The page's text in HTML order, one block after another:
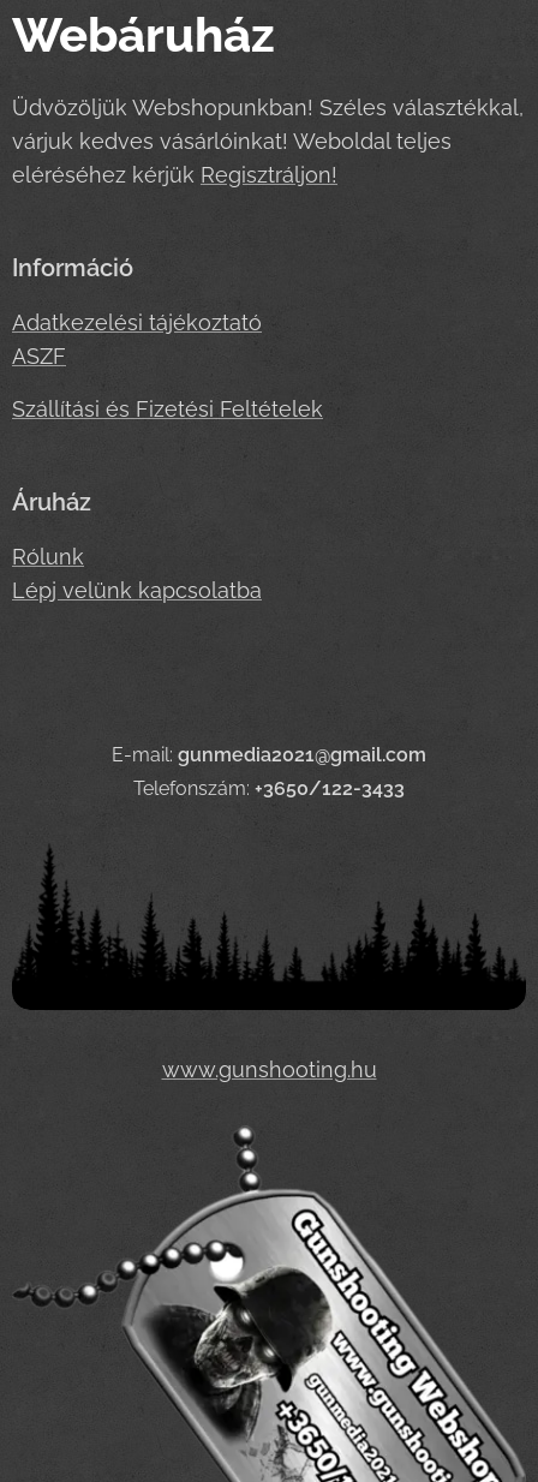
Webáruház
Üdvözöljük Webshopunkban! Széles választékkal,
várjuk kedves vásárlóinkat! Weboldal teljes
eléréséhez kérjük Regisztráljon!
Információ
Adatkezelési tájékoztató
ASZF
Szállítási és Fizetési Feltételek
Áruház
Rólunk
Lépj velünk kapcsolatba
E-mail: gunmedia2021@gmail.com
Telefonszám: +3650/122-3433
www.gunshooting.hu